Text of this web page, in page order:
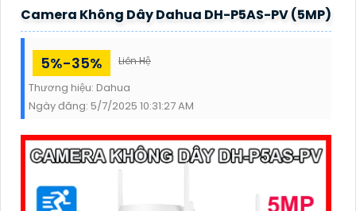
Camera Không Dây Dahua DH-P5AS-PV (5MP)
5%-35% Liên Hệ
Thương hiệu: Dahua
Ngày đăng: 5/7/2025 10:31:27 AM